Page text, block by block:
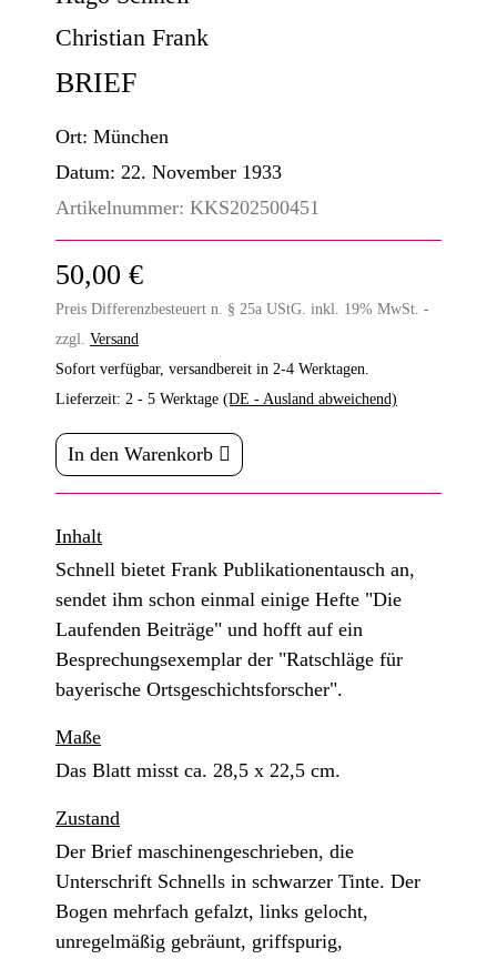
Christian Frank
BRIEF
Ort: München
Datum: 22. November 1933
Artikelnummer: KKS202500451
50,00 €
Preis Differenzbesteuert n. § 25a UStG. inkl. 19% MwSt. -
zzgl. Versand
Sofort verfügbar, versandbereit in 2-4 Werktagen.
Lieferzeit: 2 - 5 Werktage (DE - Ausland abweichend)
In den Warenkorb
Inhalt
Schnell bietet Frank Publikationentausch an,
sendet ihm schon einmal einige Hefte "Die
Laufenden Beiträge" und hofft auf ein
Besprechungsexemplar der "Ratschläge für
bayerische Ortsgeschichtsforscher".
Maße
Das Blatt misst ca. 28,5 x 22,5 cm.
Zustand
Der Brief maschinengeschrieben, die
Unterschrift Schnells in schwarzer Tinte. Der
Bogen mehrfach gefalzt, links gelocht,
unregelmäßig gebräunt, griffspurig,